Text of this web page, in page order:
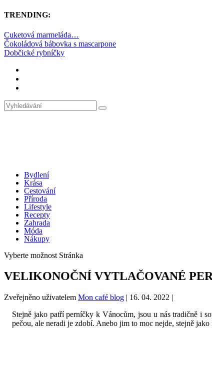
TRENDING:
Cuketová marmeláda…
Čokoládová bábovka s mascarpone
Dobčické rybníčky
Bydlení
Krása
Cestování
Příroda
Lifestyle
Recepty
Zahrada
Móda
Nákupy
Vyberte možnost Stránka
VELIKONOČNÍ VYTLAČOVANÉ
Zveřejněno uživatelem Mon café blog | 16. 04. 2022 |
Stejně jako patří perníčky k Vánocům, jsou u nás tradičně i
pečou, ale neradi je zdobí. Anebo jim to moc nejde, stejně